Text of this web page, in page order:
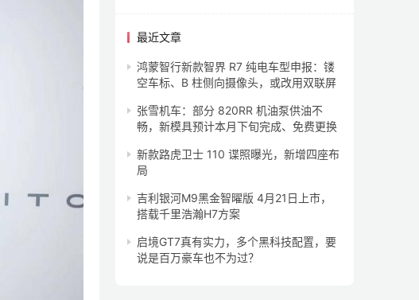
最近文章
鸿蒙智行新款智界 R7 纯电车型申报：镂
空车标、B 柱侧向摄像头，或改用双联屏
张雪机车：部分 820RR 机油泵供油不
畅，新模具预计本月下旬完成、免费更换
新款路虎卫士 110 谍照曝光，新增四座布
局
吉利银河M9黑金智曜版 4月21日上市，
搭载千里浩瀚H7方案
启境GT7真有实力，多个黑科技配置，要
说是百万豪车也不为过？